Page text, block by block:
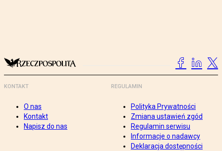
KONTAKT
O nas
Kontakt
Napisz do nas
REGULAMIN
Polityka Prywatności
Zmiana ustawień zgód
Regulamin serwisu
Informacje o nadawcy
Deklaracja dostępności